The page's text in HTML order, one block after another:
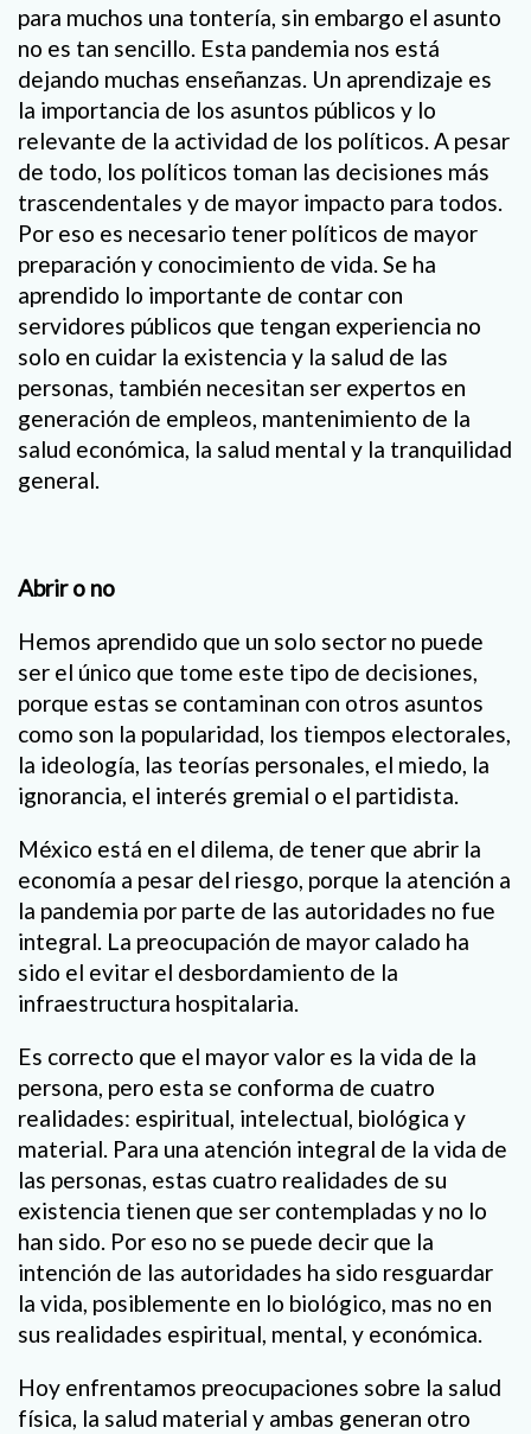
para muchos una tontería, sin embargo el asunto
no es tan sencillo. Esta pandemia nos está
dejando muchas enseñanzas. Un aprendizaje es
la importancia de los asuntos públicos y lo
relevante de la actividad de los políticos. A pesar
de todo, los políticos toman las decisiones más
trascendentales y de mayor impacto para todos.
Por eso es necesario tener políticos de mayor
preparación y conocimiento de vida. Se ha
aprendido lo importante de contar con
servidores públicos que tengan experiencia no
solo en cuidar la existencia y la salud de las
personas, también necesitan ser expertos en
generación de empleos, mantenimiento de la
salud económica, la salud mental y la tranquilidad
general.
Abrir o no
Hemos aprendido que un solo sector no puede
ser el único que tome este tipo de decisiones,
porque estas se contaminan con otros asuntos
como son la popularidad, los tiempos electorales,
la ideología, las teorías personales, el miedo, la
ignorancia, el interés gremial o el partidista.
México está en el dilema, de tener que abrir la
economía a pesar del riesgo, porque la atención a
la pandemia por parte de las autoridades no fue
integral. La preocupación de mayor calado ha
sido el evitar el desbordamiento de la
infraestructura hospitalaria.
Es correcto que el mayor valor es la vida de la
persona, pero esta se conforma de cuatro
realidades: espiritual, intelectual, biológica y
material. Para una atención integral de la vida de
las personas, estas cuatro realidades de su
existencia tienen que ser contempladas y no lo
han sido. Por eso no se puede decir que la
intención de las autoridades ha sido resguardar
la vida, posiblemente en lo biológico, mas no en
sus realidades espiritual, mental, y económica.
Hoy enfrentamos preocupaciones sobre la salud
física, la salud material y ambas generan otro